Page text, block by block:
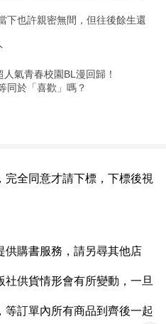
下也許親密無間，但往後餘生還
氣青春校園BL漫回歸！
同於「喜歡」嗎？